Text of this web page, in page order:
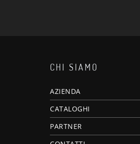
CHI SIAMO
AZIENDA
CATALOGHI
PARTNER